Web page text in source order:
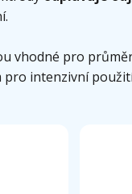
vhodné pro
pro intenzivní